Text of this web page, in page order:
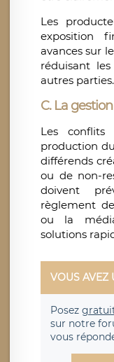
Les
exposition
avances sur
réduisant
autres parties.
C. La
Les conflits
production
différends
ou de non-
doivent
règlement
ou la
solutions
VOUS AVEZ
Posez
sur notre
vous